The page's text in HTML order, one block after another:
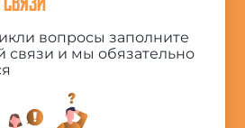
вопросы заполните
связи и мы обязательно